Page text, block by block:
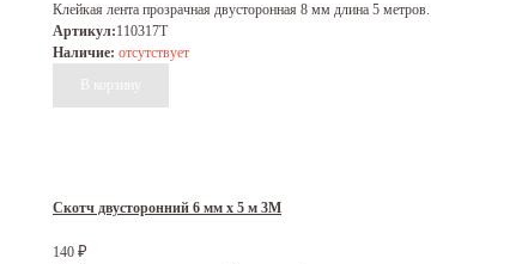
Клейкая лента прозрачная двусторонная 8 мм длина 5 метров.
Артикул:110317T
Наличие: отсутствует
Скотч двусторонний 6 мм х 5 м 3M
140 ₽